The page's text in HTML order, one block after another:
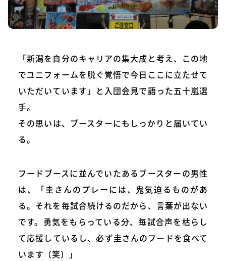
「新潟を自分のキャリアの集大成と考え、この地
でユニフォームを脱ぐ覚悟で今日ここに立たせて
いただいています」と入団会見で語った五十嵐選
手。
その思いは、ブースターにもしっかりと届いてい
る。
フードブースに並んでいたあるブースターの男性
は、「圭さんのプレーには、鬼気迫るものがあ
る。それを毎試合続けるのだから、言葉が出ない
です。勇気をもらっている分、毎試合声を枯らし
て応援しているし、必ず圭さんのフードを食べて
います（笑）」